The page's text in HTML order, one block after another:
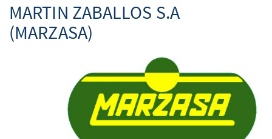
MARTIN ZABALLOS S.A
(MARZASA)